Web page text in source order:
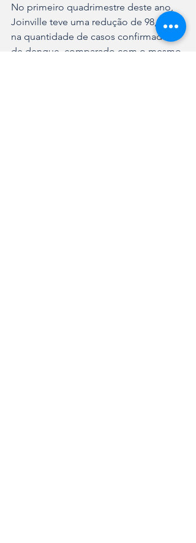
No primeiro quadrimestre deste ano,
Joinville teve uma redução de 98,94%
na quantidade de casos confirmados
de dengue, comparado com o mesmo